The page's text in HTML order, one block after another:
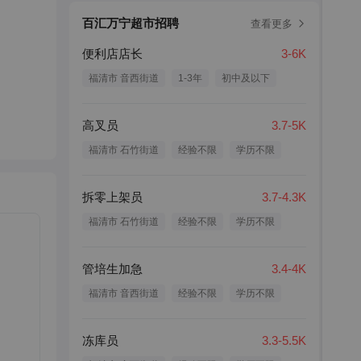
百汇万宁超市招聘 查看更多
便利店店长 3-6K
福清市 音西街道 1-3年 初中及以下
高叉员 3.7-5K
福清市 石竹街道 经验不限 学历不限
拆零上架员 3.7-4.3K
福清市 石竹街道 经验不限 学历不限
管培生加急 3.4-4K
福清市 音西街道 经验不限 学历不限
冻库员 3.3-5.5K